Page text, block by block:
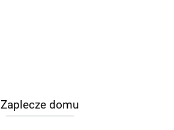
Zaplecze domu